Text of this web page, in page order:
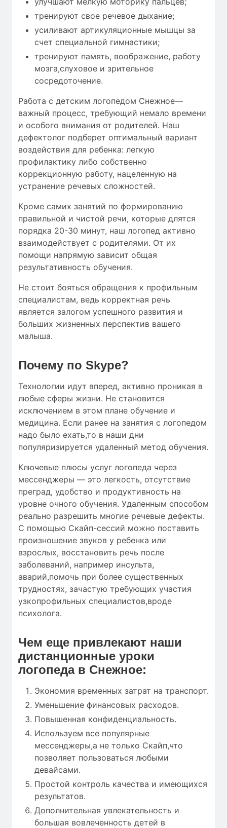
тренируют свое речевое дыхание;
усиливают артикуляционные мышцы за
счет специальной гимнастики;
тренируют память, воображение, работу
мозга,слуховое и зрительное
сосредоточение.
Работа с детским логопедом Снежное—
важный процесс, требующий немало времени
и особого внимания от родителей. Наш
дефектолог подберет оптимальный вариант
воздействия для ребенка: легкую
профилактику либо собственно
коррекционную работу, нацеленную на
устранение речевых сложностей.
Кроме самих занятий по формированию
правильной и чистой речи, которые длятся
порядка 20-30 минут, наш логопед активно
взаимодействует с родителями. От их
помощи напрямую зависит общая
результативность обучения.
Не стоит бояться обращения к профильным
специалистам, ведь корректная речь
является залогом успешного развития и
больших жизненных перспектив вашего
малыша.
Почему по Skype?
Технологии идут вперед, активно проникая в
любые сферы жизни. Не становится
исключением в этом плане обучение и
медицина. Если ранее на занятия с логопедом
надо было ехать,то в наши дни
популяризируется удаленный метод обучения.
Ключевые плюсы услуг логопеда через
мессенджеры — это легкость, отсутствие
преград, удобство и продуктивность на
уровне очного обучения. Удаленным способом
реально разрешить многие речевые дефекты.
С помощью Скайп-сессий можно поставить
произношение звуков у ребенка или
взрослых, восстановить речь после
заболеваний, например инсульта,
аварий,помочь при более существенных
трудностях, зачастую требующих участия
узкопрофильных специалистов,вроде
психолога.
Чем еще привлекают наши
дистанционные уроки
логопеда в Снежное:
Экономия временных затрат на транспорт.
Уменьшение финансовых расходов.
Повышенная конфиденциальность.
Используем все популярные
мессенджеры,а не только Скайп,что
позволяет пользоваться любыми
девайсами.
Простой контроль качества и имеющихся
результатов.
Дополнительная увлекательность и
большая вовлеченность детей в